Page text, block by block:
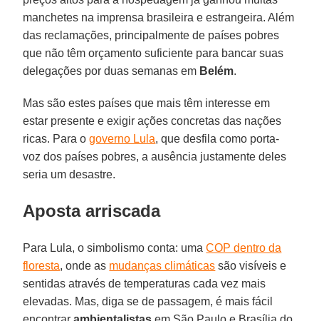
manchetes na imprensa brasileira e estrangeira. Além
das reclamações, principalmente de países pobres
que não têm orçamento suficiente para bancar suas
delegações por duas semanas em Belém.
Mas são estes países que mais têm interesse em
estar presente e exigir ações concretas das nações
ricas. Para ogoverno Lula, que desfila como porta-
voz dos países pobres, a ausência justamente deles
seria um desastre.
Aposta arriscada
Para Lula, o simbolismo conta: umaCOP dentro da
floresta, onde as mudanças climáticas são visíveis e
sentidas através de temperaturas cada vez mais
elevadas. Mas, diga se de passagem, é mais fácil